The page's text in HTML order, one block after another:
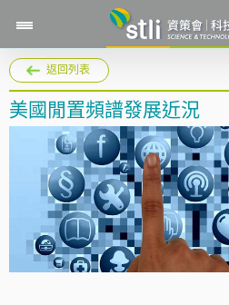
返回列表
美國閒置頻譜發展近況